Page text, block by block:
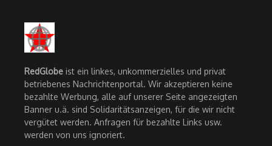
RedGlobe ist ein linkes, unkommerzielles und privat
betriebenes Nachrichtenportal. Wir akzeptieren keine
bezahlte Werbung, alle auf unserer Seite angezeigten
Banner u.ä. sind Solidaritätsanzeigen, für die wir nicht
vergütet werden. Anfragen für bezahlte Links usw.
werden von uns ignoriert.